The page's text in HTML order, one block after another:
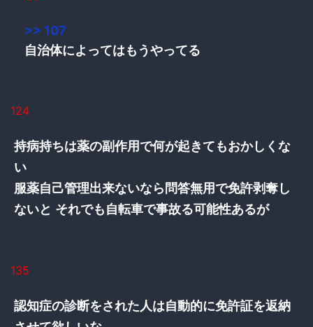
>> 107
自治体によってはもうやってる
124
持病持ちは薬の副作用で何が起きてもおかしくな
い
服薬自己管理出来ないなら問答無用で免許剥奪し
ないと それでも自転車で事故る可能性あるが
135
認知症の診断をされた人は自動的に免許証を返納